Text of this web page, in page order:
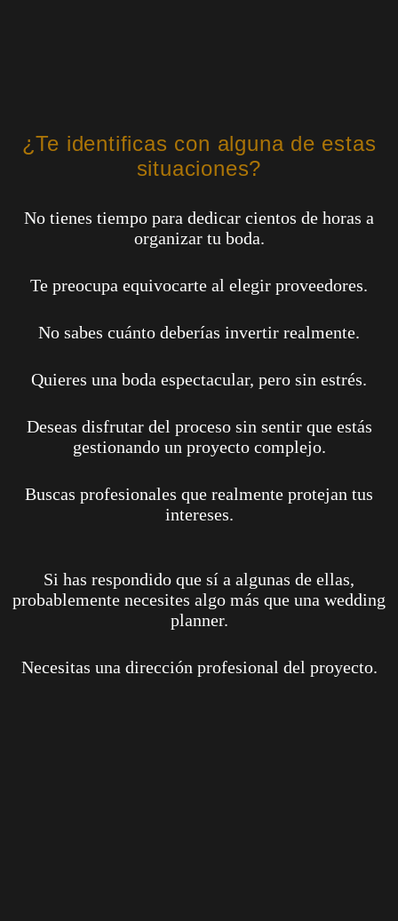
¿Te identificas con alguna de estas
situaciones?
No tienes tiempo para dedicar cientos de horas a
organizar tu boda.
Te preocupa equivocarte al elegir proveedores.
No sabes cuánto deberías invertir realmente.
Quieres una boda espectacular, pero sin estrés.
Deseas disfrutar del proceso sin sentir que estás
gestionando un proyecto complejo.
Buscas profesionales que realmente protejan tus
intereses.
Si has respondido que sí a algunas de ellas,
probablemente necesites algo más que una wedding
planner.
Necesitas una dirección profesional del proyecto.